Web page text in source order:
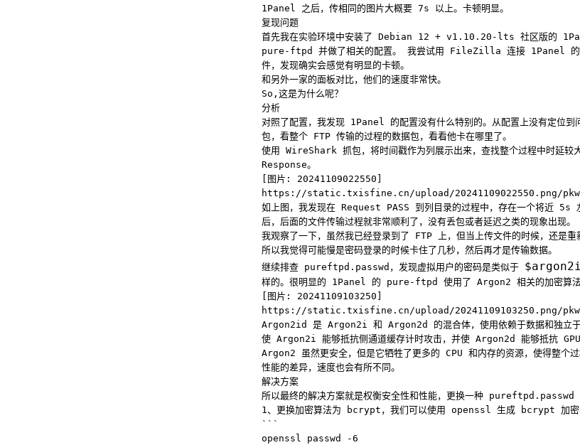
1Panel 之后，传相同的图片大概要 7s 以上。卡顿明显。
复现问题
首先我在实验环境中安装了 Debian 12 + v1.10.20-lts 社区版的
pure-ftpd 并做了相关的配置。 我尝试用 FileZilla 连接 1Panel 的
件，发现确实会感觉有明显的卡顿。
和另外一家的面板对比，他们的速度非常快。
So,这是为什么呢？
分析
对照了配置，我发现 1Panel 的配置没有什么特别的。从配置上没有定位到
包，看整个 FTP 传输的过程的数据包，看看他卡在哪里了。
使用 WireShark 抓包，将时间戳作为列展示出来，查找整个过程中时延
Response。
[图片: 20241109022550]
https://static.txisfine.cn/upload/20241109022550.png/
如上图，我发现在 Request PASS 到列目录的过程中，存在一个将近 5s
后，后面的文件传输过程就非常顺利了，没有丢包或者延迟之类的现象出现。
我观察了一下，虽然我已经登录到了 FTP 上，但当上传文件的时候，还是重
所以我觉得可能慢是密码登录的时候卡住了几秒，然后再才是传输数据。
继续排查 pureftpd.passwd，发现虚拟用户的密码是类似于
样的。很明显的 1Panel 的 pure-ftpd 使用了 Argon2 相关的加密算法
[图片: 20241109103250]
https://static.txisfine.cn/upload/20241109103250.png/
Argon2id 是 Argon2i 和 Argon2d 的混合体，使用依赖于数据和独立于
使 Argon2i 能够抵抗侧通道缓存计时攻击，并使 Argon2d 能够抵抗 GPU
Argon2 虽然更安全，但是它牺牲了更多的 CPU 和内存的资源，使得整个
性能的差异，速度也会有所不同。
解决方案
所以最终的解决方案就是权衡安全性和性能，更换一种 pureftpd.passwd
1、更换加密算法为 bcrypt，我们可以使用 openssl 生成 bcrypt 加密
```
openssl passwd -6